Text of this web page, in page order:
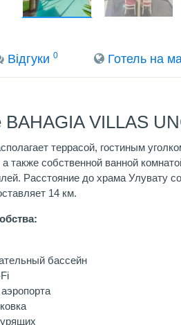
Вiдгуки0 Готель на
VILLAS
террасой, гостиным
также собственной ванной
Расстояние до храма Улувату
14 км.
бассейн